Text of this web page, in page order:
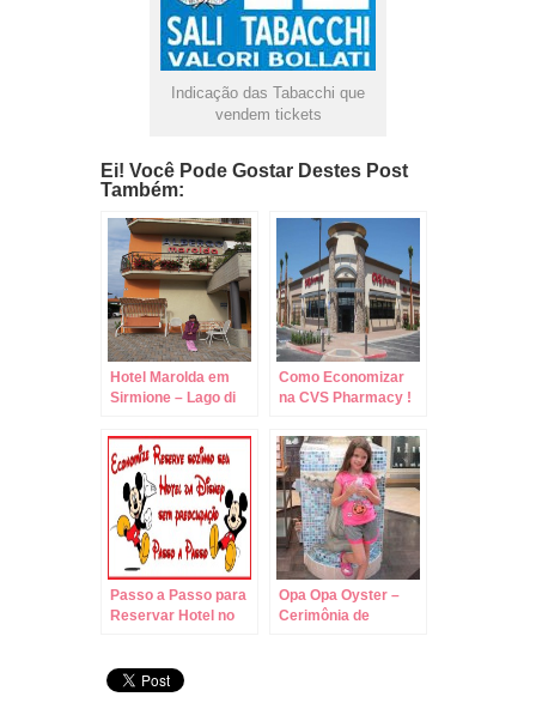
Indicação das Tabacchi que
vendem tickets
Ei! Você Pode Gostar Destes Post
Também:
Hotel Marolda em
Sirmione – Lago di
Como Economizar
na CVS Pharmacy !
Passo a Passo para
Reservar Hotel no
Opa Opa Oyster –
Cerimônia de